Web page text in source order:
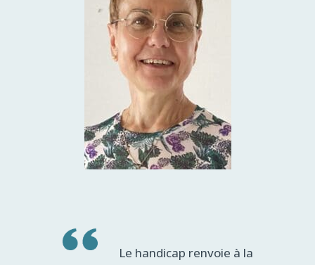
Le handicap renvoie à la